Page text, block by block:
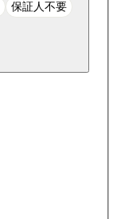
保証人不要